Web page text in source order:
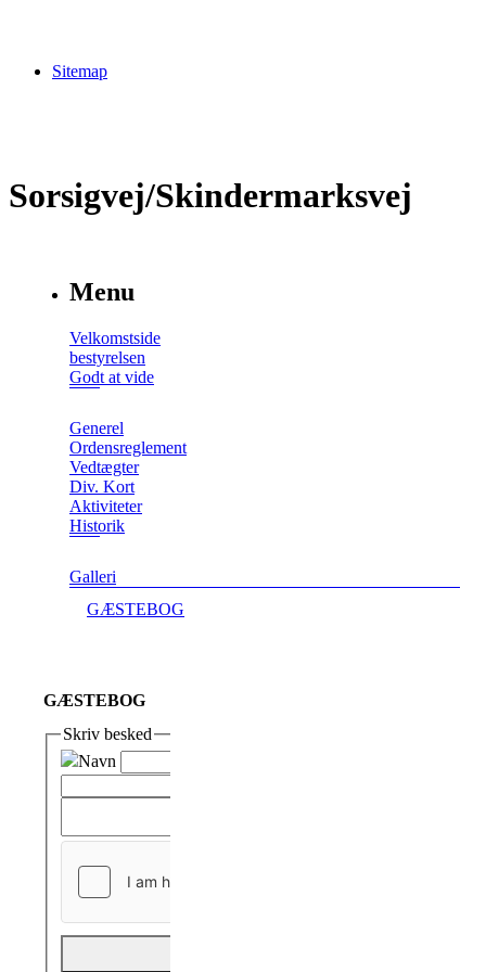
Sitemap
Sorsigvej/Skindermarksvej
Menu
Velkomstside
bestyrelsen
Godt at vide
Generel
Ordensreglement
Vedtægter
Div. Kort
Aktiviteter
Historik
Galleri
GÆSTEBOG
GÆSTEBOG
Skriv besked
Navn